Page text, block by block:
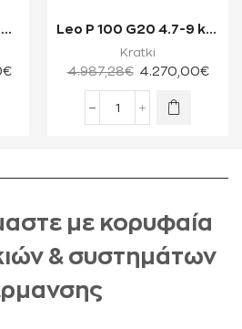
€
Leo P 100 G20 4.7-9 kW
Ενεργειακό Τζάκι
Φυσικού Αε...
Kratki
4.987,28€ 4.270,00€
με κορυφαία
& συστημάτων